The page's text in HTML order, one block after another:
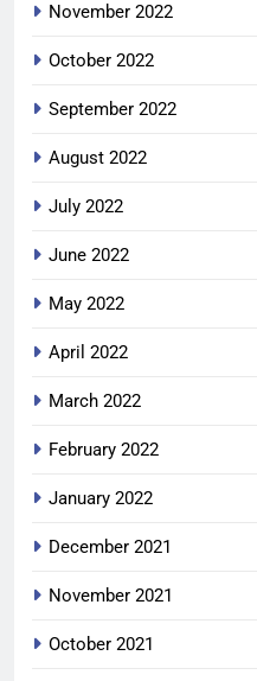
November 2022
October 2022
September 2022
August 2022
July 2022
June 2022
May 2022
April 2022
March 2022
February 2022
January 2022
December 2021
November 2021
October 2021